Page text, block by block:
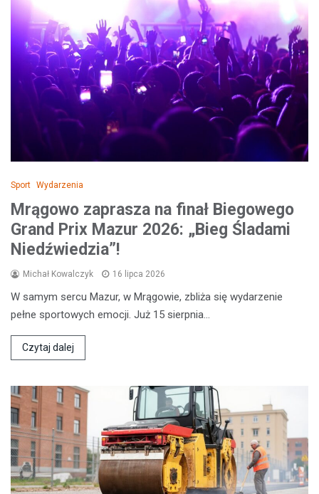
Sport Wydarzenia
Mrągowo zaprasza na finał Biegowego
Grand Prix Mazur 2026: „Bieg Śladami
Niedźwiedzia”!
Michał Kowalczyk 16 lipca 2026
W samym sercu Mazur, w Mrągowie, zbliża się wydarzenie
pełne sportowych emocji. Już 15 sierpnia…
Czytaj dalej